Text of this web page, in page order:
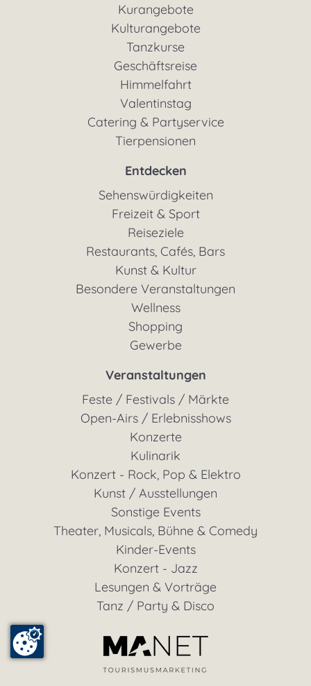
Kurangebote
Kulturangebote
Tanzkurse
Geschäftsreise
Himmelfahrt
Valentinstag
Catering & Partyservice
Tierpensionen
Entdecken
Sehenswürdigkeiten
Freizeit & Sport
Reiseziele
Restaurants, Cafés, Bars
Kunst & Kultur
Besondere Veranstaltungen
Wellness
Shopping
Gewerbe
Veranstaltungen
Feste / Festivals / Märkte
Open-Airs / Erlebnisshows
Konzerte
Kulinarik
Konzert - Rock, Pop & Elektro
Kunst / Ausstellungen
Sonstige Events
Theater, Musicals, Bühne & Comedy
Kinder-Events
Konzert - Jazz
Lesungen & Vorträge
Tanz / Party & Disco